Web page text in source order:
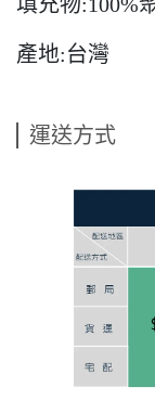
產地:台灣
運送方式